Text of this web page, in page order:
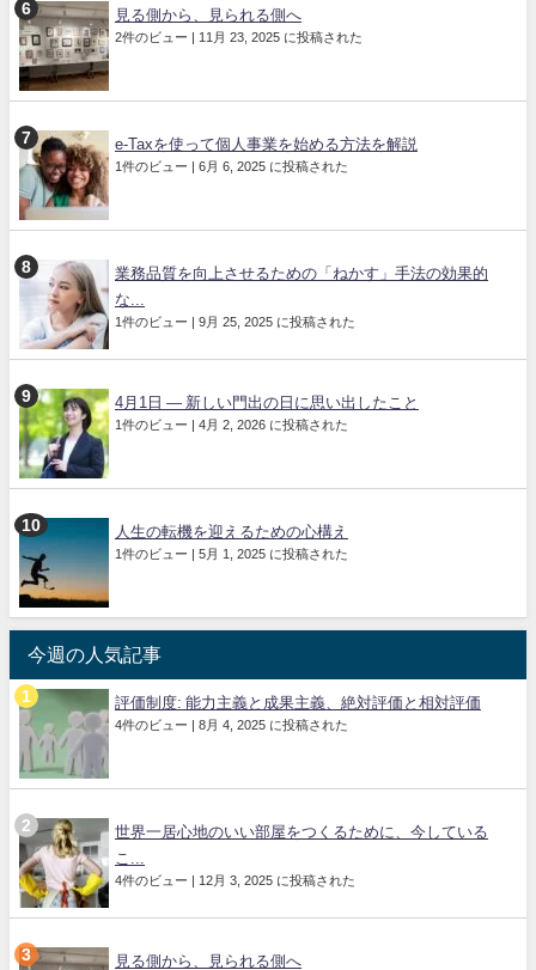
見る側から、見られる側へ
2件のビュー | 11月 23, 2025 に投稿された
e-Taxを使って個人事業を始める方法を解説
1件のビュー | 6月 6, 2025 に投稿された
業務品質を向上させるための「ねかす」手法の効果的
な...
1件のビュー | 9月 25, 2025 に投稿された
4月1日 ― 新しい門出の日に思い出したこと
1件のビュー | 4月 2, 2026 に投稿された
人生の転機を迎えるための心構え
1件のビュー | 5月 1, 2025 に投稿された
今週の人気記事
評価制度: 能力主義と成果主義、絶対評価と相対評価
4件のビュー | 8月 4, 2025 に投稿された
世界一居心地のいい部屋をつくるために、今している
こ...
4件のビュー | 12月 3, 2025 に投稿された
見る側から、見られる側へ